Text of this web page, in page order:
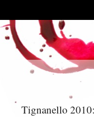
Tignanello